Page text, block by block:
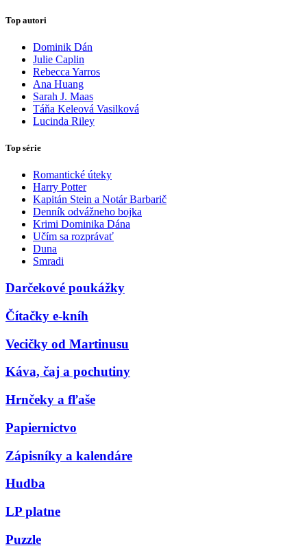
Top autori
Dominik Dán
Julie Caplin
Rebecca Yarros
Ana Huang
Sarah J. Maas
Táňa Keleová Vasilková
Lucinda Riley
Top série
Romantické úteky
Harry Potter
Kapitán Stein a Notár Barbarič
Denník odvážneho bojka
Krimi Dominika Dána
Učím sa rozprávať
Duna
Smradi
Darčekové poukážky
Čítačky e-kníh
Vecičky od Martinusu
Káva, čaj a pochutiny
Hrnčeky a fľaše
Papiernictvo
Zápisníky a kalendáre
Hudba
LP platne
Puzzle